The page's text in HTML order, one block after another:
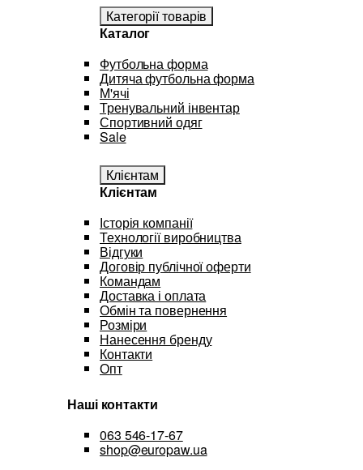
Категорії товарів
Каталог
Футбольна форма
Дитяча футбольна форма
М'ячі
Тренувальний інвентар
Спортивний одяг
Sale
Клієнтам
Клієнтам
Історія компанії
Технології виробництва
Відгуки
Договір публічної оферти
Командам
Доставка і оплата
Обмін та повернення
Розміри
Нанесення бренду
Контакти
Опт
Наші контакти
063 546-17-67
shop@europaw.ua